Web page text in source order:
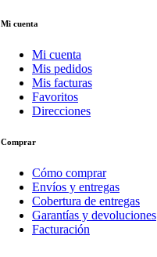
Mi cuenta
Mi cuenta
Mis pedidos
Mis facturas
Favoritos
Direcciones
Comprar
Cómo comprar
Envíos y entregas
Cobertura de entregas
Garantías y devoluciones
Facturación